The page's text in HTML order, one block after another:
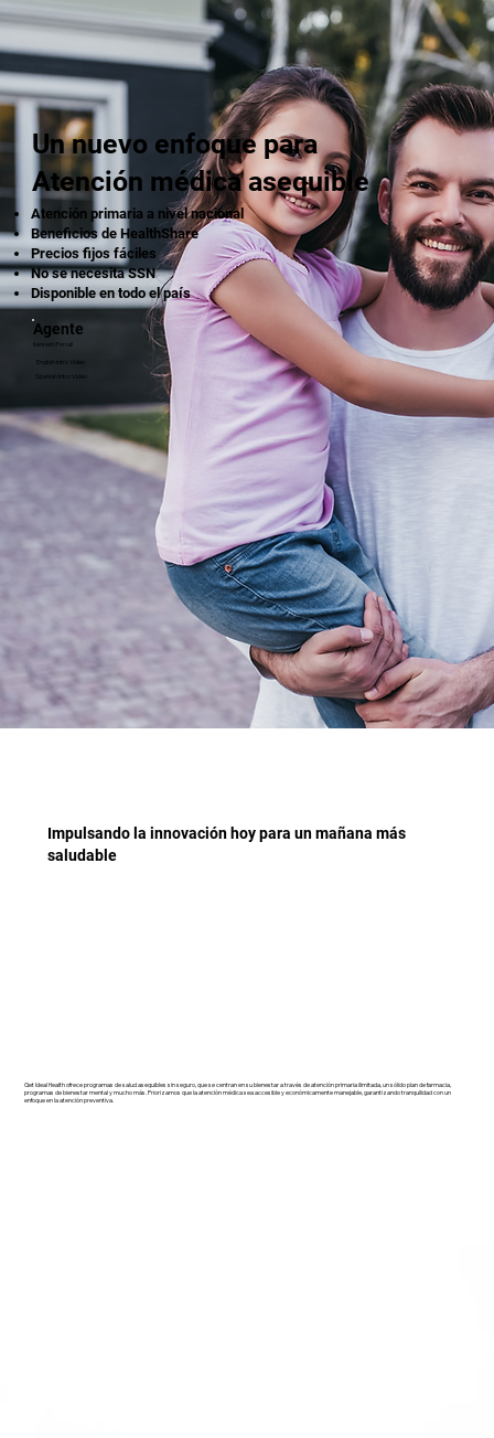
Un nuevo enfoque para
Atención médica asequible
Atención primaria a nivel nacional
Beneficios de HealthShare
Precios fijos fáciles
No se necesita SSN
Disponible en todo el país
Agente
Kenneth Ferrall
English Intro Video
Spanish Intro Video
Impulsando la innovación hoy para un mañana más
saludable
Get Ideal Health ofrece programas de salud asequibles sin seguro, que se centran en su bienestar a través de atención primaria ilimitada, un sólido plan de farmacia,
programas de bienestar mental y mucho más. Priorizamos que la atención médica sea accesible y económicamente manejable, garantizando tranquilidad con un
enfoque en la atención preventiva.